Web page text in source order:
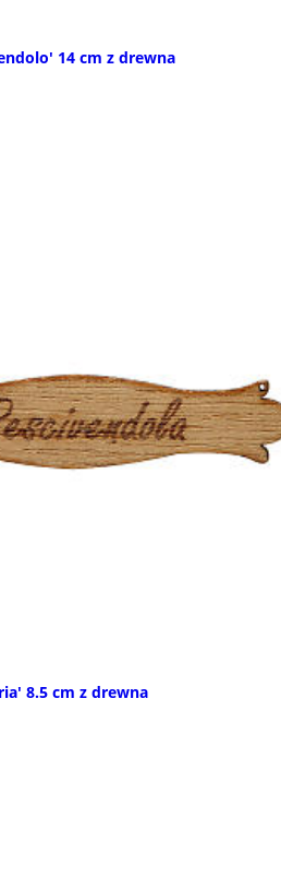
14 cm z drewna
8.5 cm z drewna